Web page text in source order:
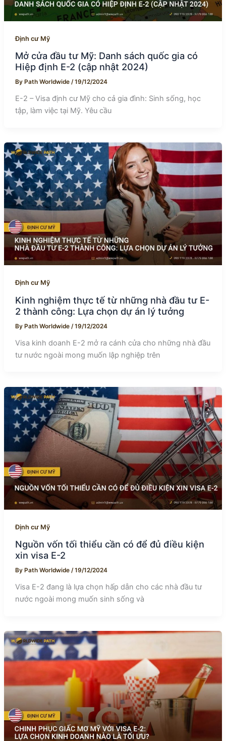
Định cư Mỹ
Mở cửa đầu tư Mỹ: Danh sách quốc gia có
Hiệp định E-2 (cập nhật 2024)
By Path Worldwide /19/12/2024
E-2 – Visa định cư Mỹ cho cả gia đình: Sinh sống, học
tập, làm việc tại Mỹ. Yêu cầu
Định cư Mỹ
Kinh nghiệm thực tế từ những nhà đầu tư E-
2 thành công: Lựa chọn dự án lý tưởng
By Path Worldwide /19/12/2024
Visa kinh doanh E-2 mở ra cánh cửa cho những nhà đầu
tư nước ngoài mong muốn lập nghiệp trên
Định cư Mỹ
Nguồn vốn tối thiểu cần có để đủ điều kiện
xin visa E-2
By Path Worldwide /19/12/2024
Visa E-2 đang là lựa chọn hấp dẫn cho các nhà đầu tư
nước ngoài mong muốn sinh sống và